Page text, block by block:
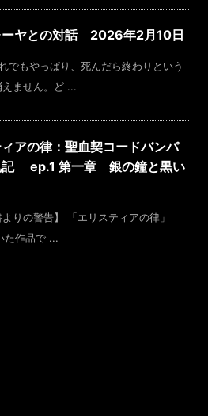
ーヤとの対話 2026年2月10日
でもやっぱり、死んだら終わりという
ません。ど ...
アの律：聖血契コードバンパ
記 ep.1 第一章 銀の鐘と黒い
よりの警告】 「エリスティアの律」
た作品で ...